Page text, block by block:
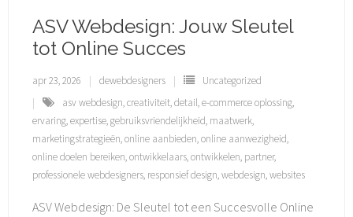
ASV Webdesign: Jouw Sleutel
tot Online Succes
apr 23, 2026 dewebdesigners
Uncategorized
asv webdesign,creativiteit,detail,e-commerce oplossing,
ervaring,expertise,gebruiksvriendelijkheid, maatwerk,
marketingstrategieën,online aanbieden,online aanwezigheid,
online doelen bereiken,ontwikkelaars,ontwikkelen, partner,
professionele webdesigners, responsief design,webdesign,websites
ASV Webdesign: De Sleutel tot een Succesvolle Online